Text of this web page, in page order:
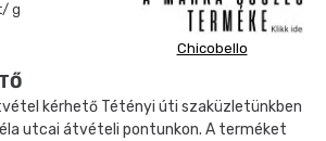
g
Chicobello
kérhető Tétényi úti szaküzletünkben
utcai átvételi pontunkon. A terméket